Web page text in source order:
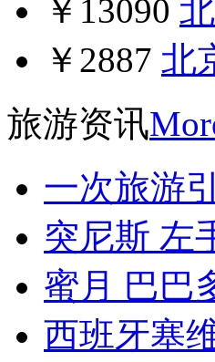
￥13090
￥2887 北
旅游资讯
一次旅游
突尼斯 左
蜜月 巴巴
西班牙塞